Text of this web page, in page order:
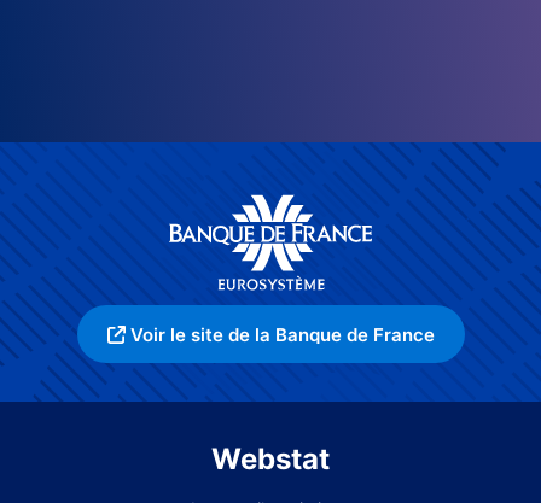
Voir le site de la Banque de France
Webstat